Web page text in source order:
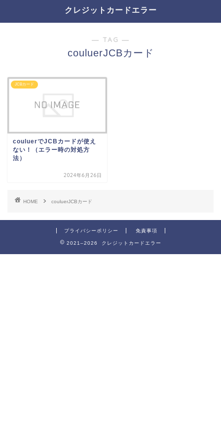
クレジットカードエラー
― TAG ―
couluerJCBカード
JCBカード
couluerでJCBカードが使え
ない！（エラー時の対処方
法）
2024年6月26日
HOME couluerJCBカード
プライバシーポリシー 免責事項
2021–2026 クレジットカードエラー